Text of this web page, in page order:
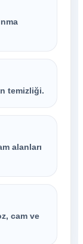
temizliği.
alanları
cam ve